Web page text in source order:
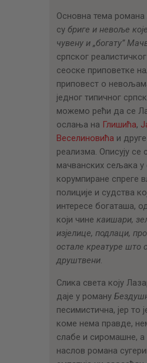
Основна тема романа
су бриге и невоље
чувену и „богату”
српског
сеоске приповетке
приповест о
једног типичног
можемо рећи да се
ослања на Глишића,
Веселиновића и
реализма. Описују се
мачванских сељака у
корумпиране спреге
полиције и судства
интересе богаташа,
који чине каишари,
изјелице, подлаци,
остале креатуре што
друштвени.
Слика света коју
даје у роману
песимистична, јер то
коме нема правде,
слабе и сиромашне,
наслов романа